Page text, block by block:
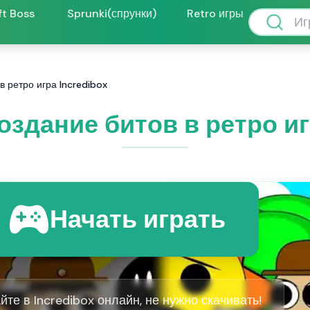
Boss Sprunki(спрунки) Retro игры
ретро игра Incredibox
битов в ретро
Начать играть
в Incredibox онлайн, не нужно скачивать!